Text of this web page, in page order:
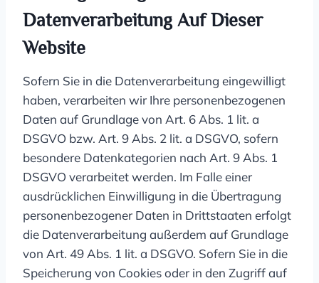
Datenverarbeitung Auf Dieser
Website
Sofern Sie in die Datenverarbeitung eingewilligt
haben, verarbeiten wir Ihre personenbezogenen
Daten auf Grundlage von Art. 6 Abs. 1 lit. a
DSGVO bzw. Art. 9 Abs. 2 lit. a DSGVO, sofern
besondere Datenkategorien nach Art. 9 Abs. 1
DSGVO verarbeitet werden. Im Falle einer
ausdrücklichen Einwilligung in die Übertragung
personenbezogener Daten in Drittstaaten erfolgt
die Datenverarbeitung außerdem auf Grundlage
von Art. 49 Abs. 1 lit. a DSGVO. Sofern Sie in die
Speicherung von Cookies oder in den Zugriff auf